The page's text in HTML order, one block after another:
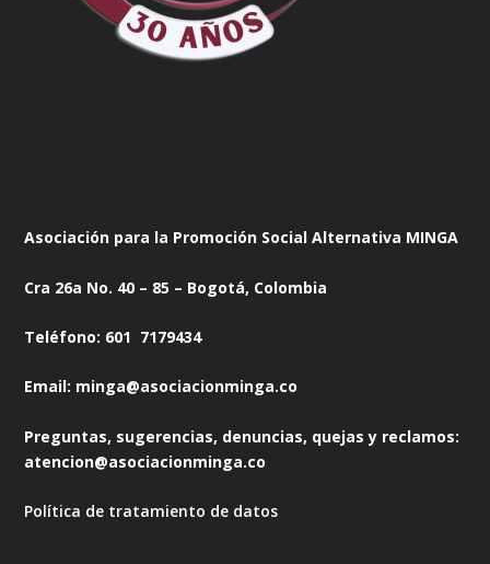
Asociación para la Promoción Social Alternativa MINGA
Cra 26a No. 40 – 85 – Bogotá, Colombia
Teléfono: 601 7179434
Email: minga@asociacionminga.co
Preguntas, sugerencias, denuncias, quejas y reclamos:
atencion@asociacionminga.co
Política de tratamiento de datos